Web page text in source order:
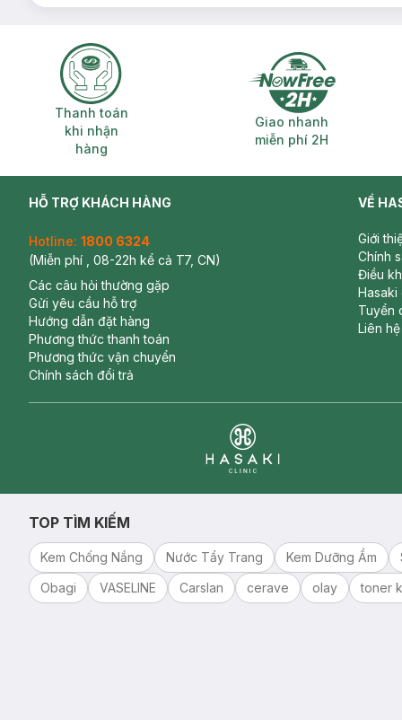
Thanh toán khi nhận hàng
Thanh toán
khi nhận
hàng
Giao nhanh
Giao nhanh
miễn phí 2H
HỖ TRỢ KHÁCH HÀNG
Hotline: 1800 6324
(Miễn phí , 08-22h kể cả T7, CN)
Các câu hỏi thường gặp
Gửi yêu cầu hỗ trợ
Hướng dẫn đặt hàng
Phương thức thanh toán
Phương thức vận chuyển
Chính sách đổi trả
VỀ
Giới
Chính
Điều
Hasaki
Tuyển
Liên hệ
TOP TÌM KIẾM
Kem Chống Nắng Nước Tẩy Trang Kem Dưỡng Ẩm
Obagi
VASELINE Carslan cerave olay toner